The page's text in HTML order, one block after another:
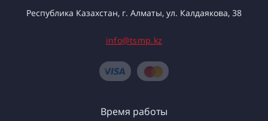
Республика Казахстан, г. Алматы, ул. Калдаякова, 38
info@tsmp.kz
Время работы